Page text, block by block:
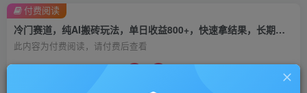
冷门赛道，纯AI搬砖玩法，单日收益800+，快速拿结果，长期项目，小白也能轻松上手
此内容为付费阅读，请付费后查看
9.9
付费阅读